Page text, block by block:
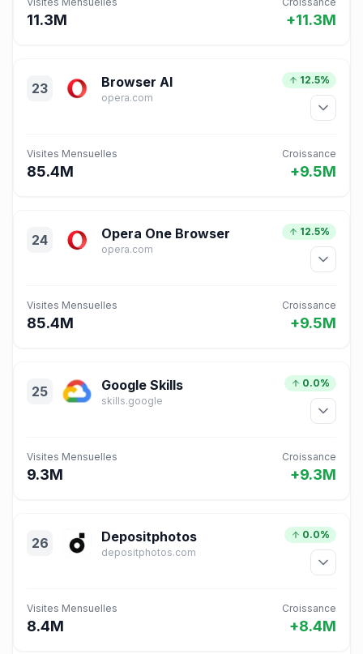
11.3M +11.3M
23 Browser AI
opera.com
12.5%
Visites Mensuelles
85.4M
Croissance
+9.5M
24 Opera One Browser
opera.com
12.5%
Visites Mensuelles
85.4M
Croissance
+9.5M
25 Google Skills
skills.google
0.0%
Visites Mensuelles
9.3M
Croissance
+9.3M
26 Depositphotos
depositphotos.com
0.0%
Visites Mensuelles
8.4M
Croissance
+8.4M